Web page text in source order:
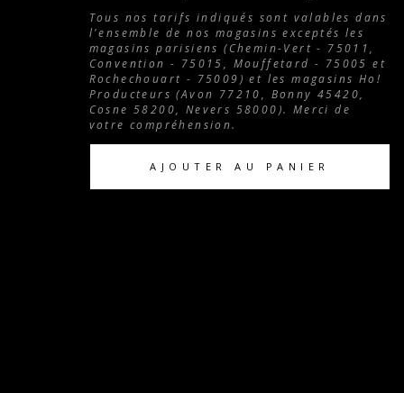
Tous nos tarifs indiqués sont valables dans
l'ensemble de nos magasins exceptés les
magasins parisiens (Chemin-Vert - 75011,
Convention - 75015, Mouffetard - 75005 et
Rochechouart - 75009) et les magasins Ho!
Producteurs (Avon 77210, Bonny 45420,
Cosne 58200, Nevers 58000). Merci de
votre compréhension.
AJOUTER AU PANIER